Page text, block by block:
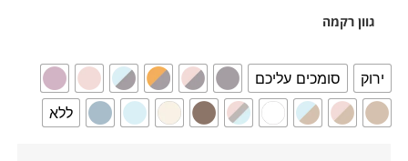
גוון רקמה
ירוק
סומכים עליכם
ללא